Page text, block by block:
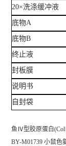
20×洗涤缓冲液
底物A
底物B
终止液
封板膜
说明书
自封袋
鱼Ⅳ型胶原蛋白
BY-M01739 小鼠色